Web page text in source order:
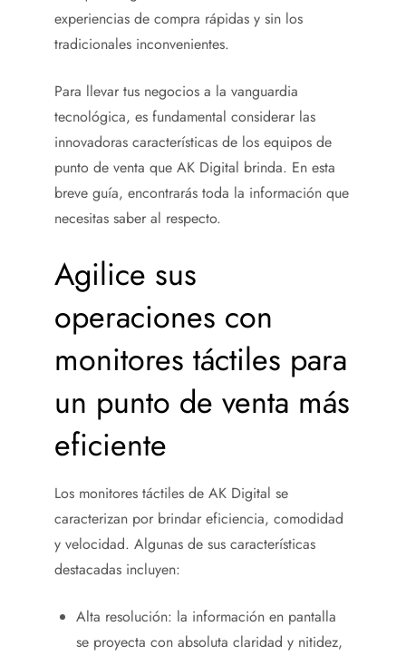
experiencias de compra rápidas y sin los
tradicionales inconvenientes.
Para llevar tus negocios a la vanguardia
tecnológica, es fundamental considerar las
innovadoras características de los equipos de
punto de venta que AK Digital brinda. En esta
breve guía, encontrarás toda la información que
necesitas saber al respecto.
Agilice sus
operaciones con
monitores táctiles para
un punto de venta más
eficiente
Los monitores táctiles de AK Digital se
caracterizan por brindar eficiencia, comodidad
y velocidad. Algunas de sus características
destacadas incluyen:
Alta resolución: la información en pantalla
se proyecta con absoluta claridad y nitidez,